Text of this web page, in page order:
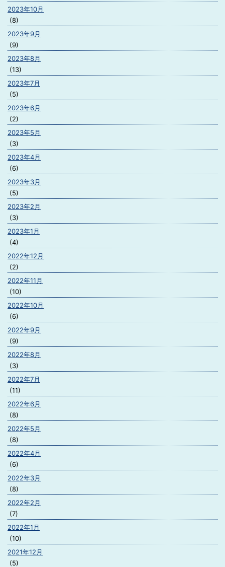
2023年10月
(8)
2023年9月
(9)
2023年8月
(13)
2023年7月
(5)
2023年6月
(2)
2023年5月
(3)
2023年4月
(6)
2023年3月
(5)
2023年2月
(3)
2023年1月
(4)
2022年12月
(2)
2022年11月
(10)
2022年10月
(6)
2022年9月
(9)
2022年8月
(3)
2022年7月
(11)
2022年6月
(8)
2022年5月
(8)
2022年4月
(6)
2022年3月
(8)
2022年2月
(7)
2022年1月
(10)
2021年12月
(5)